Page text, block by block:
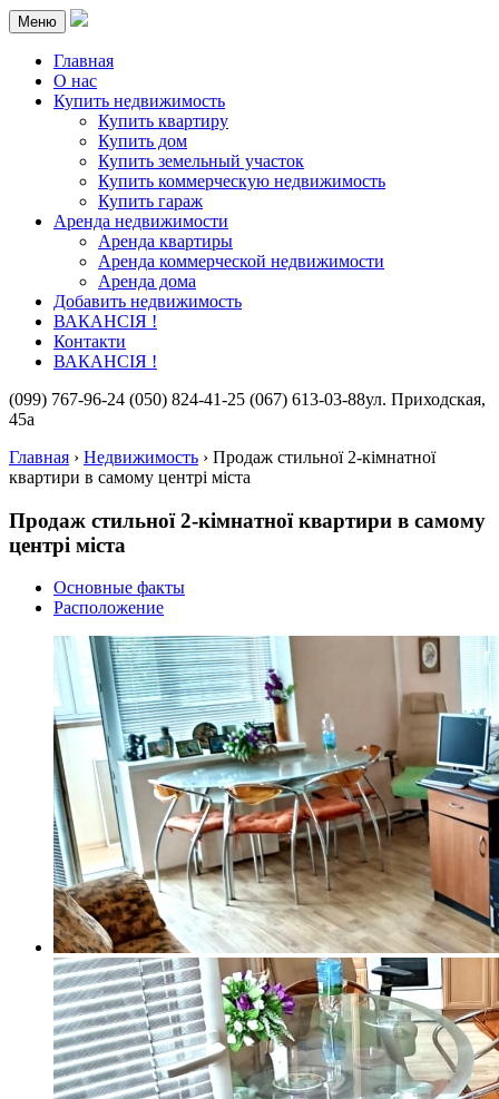
Меню
Главная
О нас
Купить недвижимость
Купить квартиру
Купить дом
Купить земельный участок
Купить коммерческую недвижимость
Купить гараж
Аренда недвижимости
Аренда квартиры
Аренда коммерческой недвижимости
Аренда дома
Добавить недвижимость
ВАКАНСІЯ !
Контакти
ВАКАНСІЯ !
(099) 767-96-24 (050) 824-41-25 (067) 613-03-88ул. Приходская,
45а
Главная › Недвижимость › Продаж стильної 2-кімнатної
квартири в самому центрі міста
Продаж стильної 2-кімнатної квартири в самому
центрі міста
Основные факты
Расположение